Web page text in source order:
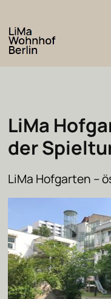
LiMa
der
LiMa Hofgarten –